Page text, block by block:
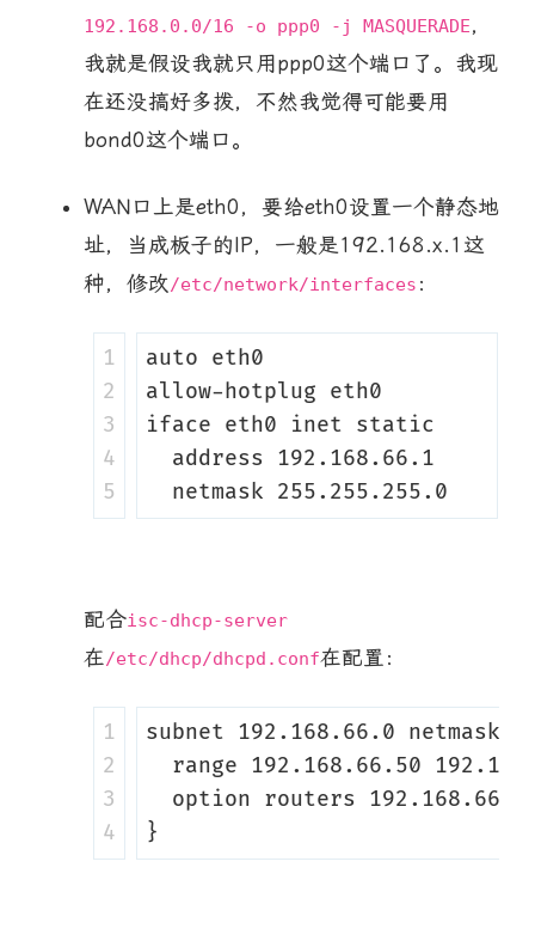
192.168.0.0/16 -o ppp0 -j MASQUERADE，
我就是假设我就只用ppp0这个端口了。我现
在还没搞好多拨，不然我觉得可能要用
bond0这个端口。
WAN口上是eth0，要给eth0设置一个静态地
址，当成板子的IP，一般是192.168.x.1这
种，修改/etc/network/interfaces ：
1
2
3
4
auto eth0
allow-hotplug eth0
iface eth0 inet static
  address 192.168.66.1
配合isc-dhcp-server
在/etc/dhcp/dhcpd.conf在配置：
1
2
3
subnet 192.168.66.0 netmask
range 192.168.66.50
option routers